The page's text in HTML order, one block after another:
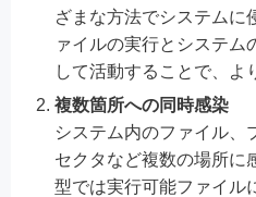
ざまな方法でシステムに
ァイルの実行とシステム
して活動することで、よ
複数箇所への同時感染
システム内のファイル、
セクタなど複数の場所に
型では実行可能ファイル